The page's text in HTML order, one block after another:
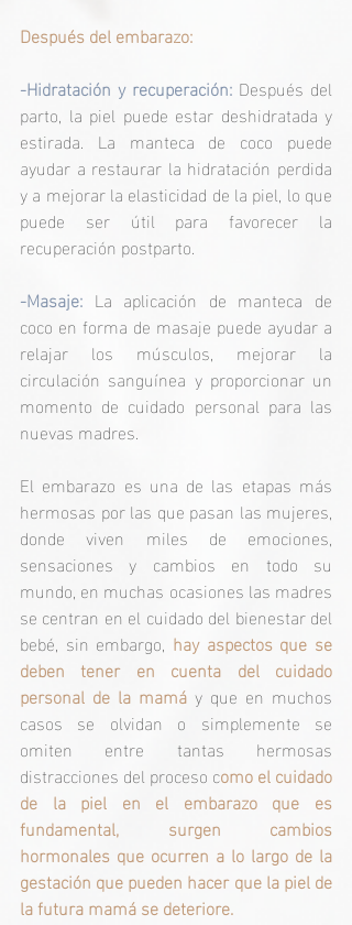
Después del embarazo:
-Hidratación y recuperación: Después del
parto, la piel puede estar deshidratada y
estirada. La manteca de coco puede
ayudar a restaurar la hidratación perdida
y a mejorar la elasticidad de la piel, lo que
puede ser útil para favorecer la
recuperación postparto.
-Masaje: La aplicación de manteca de
coco en forma de masaje puede ayudar a
relajar los músculos, mejorar la
circulación sanguínea y proporcionar un
momento de cuidado personal para las
nuevas madres.
El embarazo es una de las etapas más
hermosas por las que pasan las mujeres,
donde viven miles de emociones,
sensaciones y cambios en todo su
mundo, en muchas ocasiones las madres
se centran en el cuidado del bienestar del
bebé, sin embargo, hay aspectos que se
deben tener en cuenta del cuidado
personal de la mamá y que en muchos
casos se olvidan o simplemente se
omiten entre tantas hermosas
distracciones del proceso como el cuidado
de la piel en el embarazo que es
fundamental, surgen cambios
hormonales que ocurren a lo largo de la
gestación que pueden hacer que la piel de
la futura mamá se deteriore.